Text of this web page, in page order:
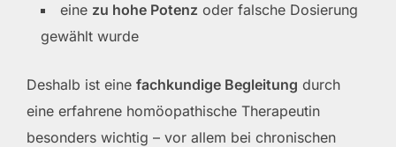
eine zu hohe Potenz oder falsche Dosierung
gewählt wurde
Deshalb ist eine fachkundige Begleitung durch
eine erfahrene homöopathische Therapeutin
besonders wichtig – vor allem bei chronischen